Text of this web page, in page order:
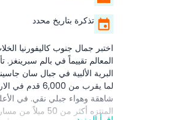
تذكرة بتاريخ محدد
اختبر جمال جنوب كاليفورنيا
لما يقرب من
شاهقة وهواء جبلي نقي. في
المنتزه أكثر